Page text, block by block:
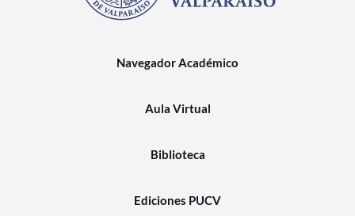
Navegador Académico
Aula Virtual
Biblioteca
Ediciones PUCV